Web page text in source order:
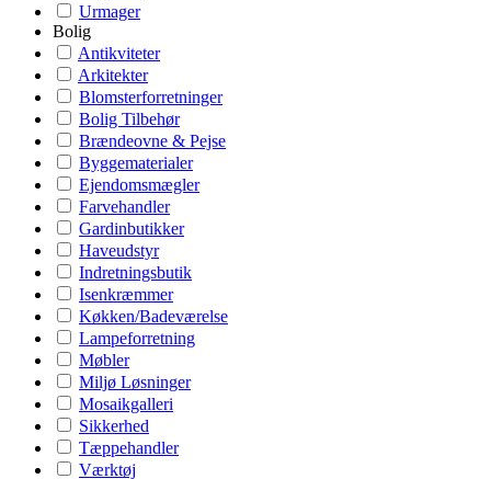
Urmager
Bolig
Antikviteter
Arkitekter
Blomsterforretninger
Bolig Tilbehør
Brændeovne & Pejse
Byggematerialer
Ejendomsmægler
Farvehandler
Gardinbutikker
Haveudstyr
Indretningsbutik
Isenkræmmer
Køkken/Badeværelse
Lampeforretning
Møbler
Miljø Løsninger
Mosaikgalleri
Sikkerhed
Tæppehandler
Værktøj